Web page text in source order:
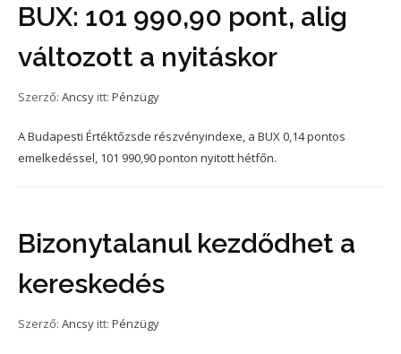
BUX: 101 990,90 pont, alig
változott a nyitáskor
Szerző: Ancsy itt: Pénzügy
A Budapesti Értéktőzsde részvényindexe, a BUX 0,14 pontos
emelkedéssel, 101 990,90 ponton nyitott hétfőn.
Bizonytalanul kezdődhet a
kereskedés
Szerző: Ancsy itt: Pénzügy